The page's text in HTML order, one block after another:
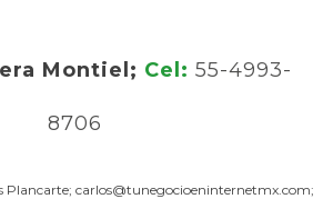
Montiel; Cel: 55-4993-
8706
Plancarte; carlos@tunegocioeninternetmx.com;